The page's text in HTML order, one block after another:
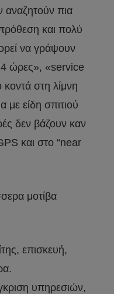
αναζητούν πια
και πολύ
να γράψουν
ώρες», «service
στη λίμνη
με είδη σπιτιού
δεν βάζουν καν
και στο “near
μοτίβα
επισκευή,
υπηρεσιών,